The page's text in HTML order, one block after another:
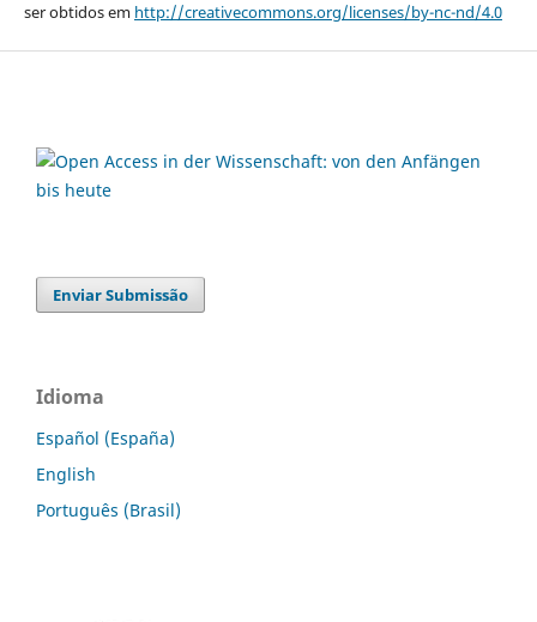
ser obtidos em http://creativecommons.org/licenses/by-nc-nd/4.0
Enviar Submissão
Idioma
Español (España)
English
Português (Brasil)